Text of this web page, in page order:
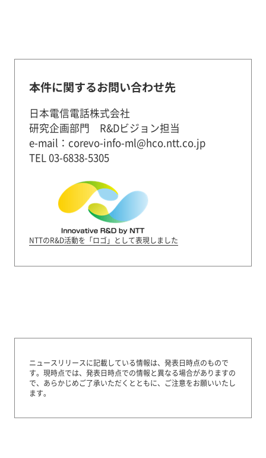
本件に関するお問い合わせ先
日本電信電話株式会社
研究企画部門 R&Dビジョン担当
e-mail：corevo-info-ml@hco.ntt.co.jp
TEL 03-6838-5305
NTTのR&D活動を「ロゴ」として表現しました
ニュースリリースに記載している情報は、発表日時点のもので
す。 現時点では、発表日時点での情報と異なる場合がありますの
で、あらかじめご了承いただくとともに、ご注意をお願いいたし
ます。